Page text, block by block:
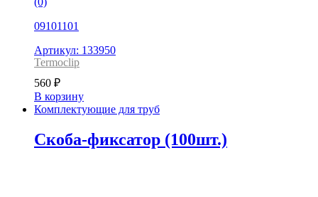
09101101
Артикул: 133950
Termoclip
560 ₽
В корзину
Комплектующие для труб
Скоба-фиксатор (100шт.)